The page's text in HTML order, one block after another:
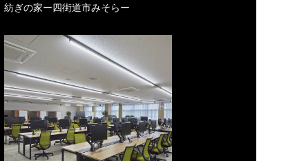
紡ぎの家ー四街道市みそらー